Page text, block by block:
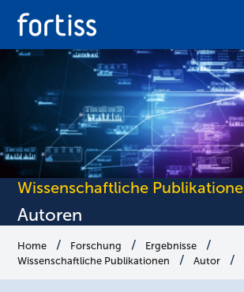
Wissenschaftliche
Autoren
Home Forschung
Ergebnisse
Wissenschaftliche Publikationen
Autor